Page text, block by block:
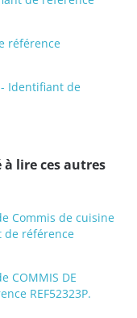
référence
Identifiant de
lire ces autres
Commis de cuisine
de référence
COMMIS DE
REF52323P.